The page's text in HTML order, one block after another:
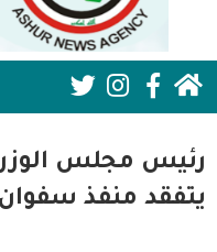
Social
Media:
Header
رئيس مجلس
يتفقد منفذ
الرئيسية
اقتصاد واعمال